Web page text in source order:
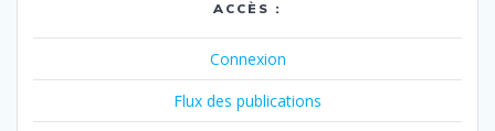
ACCÈS :
Connexion
Flux des publications